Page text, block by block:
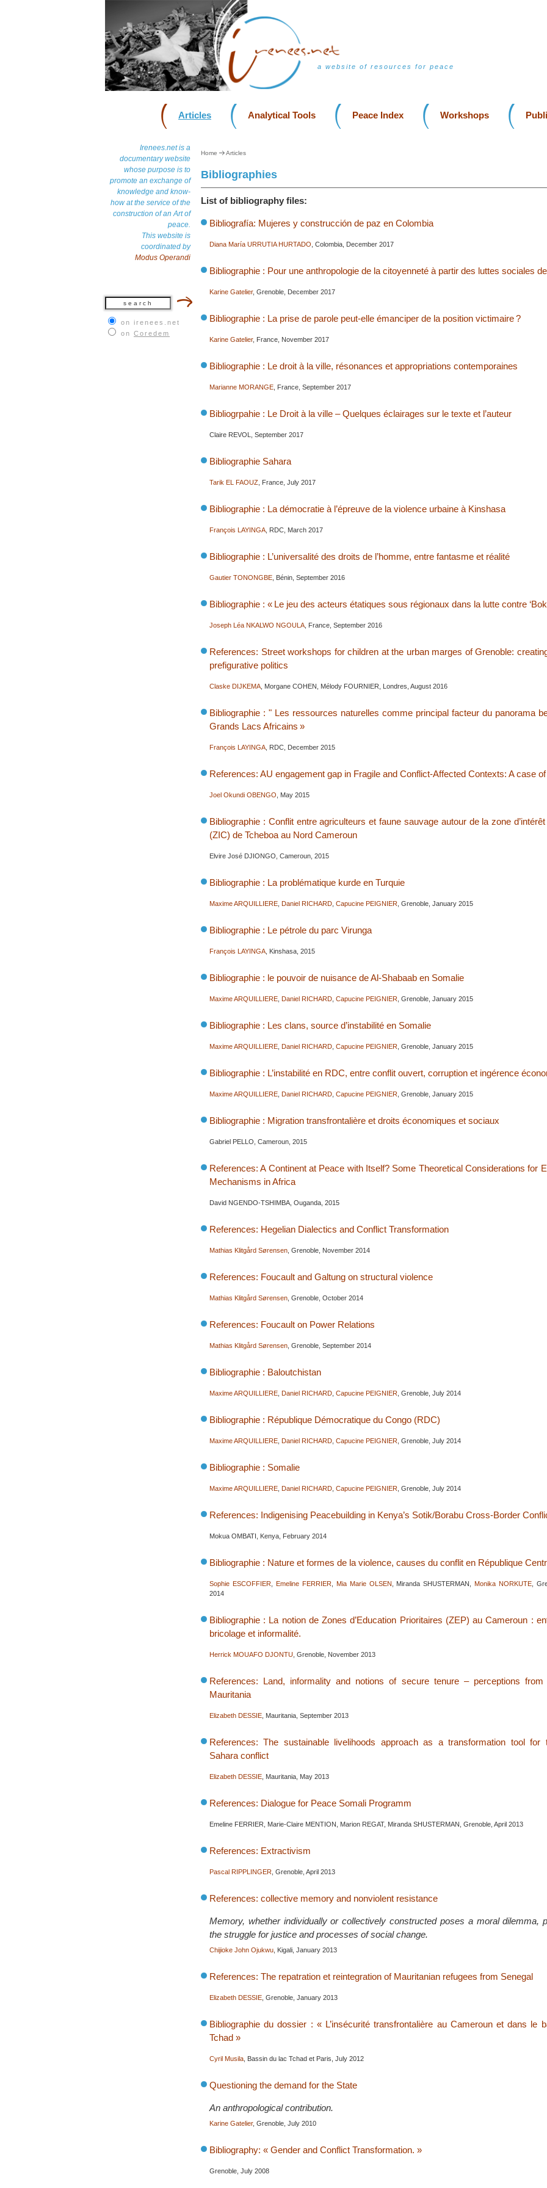
a website of resources for peace
Articles Analytical Tools Peace Index Workshops
Irenees.net is a
documentary website
whose purpose is to
promote an exchange of
knowledge and know-
how at the service of the
construction of an Art of
peace.
This website is
coordinated by
Modus Operandi
on irenees.net
on Coredem
Home Articles
Bibliographies
List of bibliography files:
Bibliografía: Mujeres y construcción de paz en Colombia
Diana María URRUTIA HURTADO , Colombia, December 2017
Bibliographie : Pour une anthropologie de la citoyenneté à partir des luttes sociales
Karine Gatelier, Grenoble, December 2017
Bibliographie : La prise de parole peut-elle émanciper de la position victimaire ?
Karine Gatelier, France, November 2017
Bibliographie : Le droit à la ville, résonances et appropriations contemporaines
Marianne MORANGE , France, September 2017
Bibliogrpahie : Le Droit à la ville – Quelques éclairages sur le texte et l’auteur
Claire REVOL, September 2017
Bibliographie Sahara
Tarik EL FAOUZ , France, July 2017
Bibliographie : La démocratie à l’épreuve de la violence urbaine à Kinshasa
François LAYINGA , RDC, March 2017
Bibliographie : L’universalité des droits de l’homme, entre fantasme et réalité
Gautier TONONGBE , Bénin, September 2016
Bibliographie : « Le jeu des acteurs étatiques sous régionaux dans la lutte contre
Joseph Léa NKALWO NGOULA , France, September 2016
References: Street workshops for children at the urban marges of Grenoble:
prefigurative politics
Claske DIJKEMA , Morgane COHEN, Mélody FOURNIER, Londres, August 2016
Bibliographie : " Les ressources naturelles comme principal facteur du panorama
Grands Lacs Africains »
François LAYINGA , RDC, December 2015
References: AU engagement gap in Fragile and Conflict-Affected Contexts: A case
Joel Okundi OBENGO , May 2015
Bibliographie : Conflit entre agriculteurs et faune sauvage autour de la zone
(ZIC) de Tcheboa au Nord Cameroun
Elvire José DJIONGO, Cameroun, 2015
Bibliographie : La problématique kurde en Turquie
Maxime ARQUILLIERE Daniel RICHARD Capucine PEIGNIER , Grenoble, January 2015
Bibliographie : Le pétrole du parc Virunga
François LAYINGA , Kinshasa, 2015
Bibliographie : le pouvoir de nuisance de Al-Shabaab en Somalie
Maxime ARQUILLIERE Daniel RICHARD Capucine PEIGNIER , Grenoble, January 2015
Bibliographie : Les clans, source d’instabilité en Somalie
Maxime ARQUILLIERE Daniel RICHARD Capucine PEIGNIER , Grenoble, January 2015
Bibliographie : L’instabilité en RDC, entre conflit ouvert, corruption et ingérence
Maxime ARQUILLIERE Daniel RICHARD Capucine PEIGNIER , Grenoble, January 2015
Bibliographie : Migration transfrontalière et droits économiques et sociaux
Gabriel PELLO, Cameroun, 2015
References: A Continent at Peace with Itself? Some Theoretical Considerations for
Mechanisms in Africa
David NGENDO-TSHIMBA, Ouganda, 2015
References: Hegelian Dialectics and Conflict Transformation
Mathias Klitgård Sørensen , Grenoble, November 2014
References: Foucault and Galtung on structural violence
Mathias Klitgård Sørensen , Grenoble, October 2014
References: Foucault on Power Relations
Mathias Klitgård Sørensen , Grenoble, September 2014
Bibliographie : Baloutchistan
Maxime ARQUILLIERE Daniel RICHARD Capucine PEIGNIER , Grenoble, July 2014
Bibliographie : République Démocratique du Congo (RDC)
Maxime ARQUILLIERE Daniel RICHARD Capucine PEIGNIER , Grenoble, July 2014
Bibliographie : Somalie
Maxime ARQUILLIERE Daniel RICHARD Capucine PEIGNIER , Grenoble, July 2014
References: Indigenising Peacebuilding in Kenya’s Sotik/Borabu Cross-Border
Mokua OMBATI, Kenya, February 2014
Bibliographie : Nature et formes de la violence, causes du conflit en République
Sophie ESCOFFIER, Emeline FERRIER, Mia Marie OLSEN , Miranda SHUSTERMAN,Monika NORKUTE ,
2014
Bibliographie : La notion de Zones d’Education Prioritaires (ZEP) au Cameroun :
bricolage et informalité.
Herrick MOUAFO DJONTU , Grenoble, November 2013
References: Land, informality and notions of secure tenure – perceptions from
Mauritania
Elizabeth DESSIE , Mauritania, September 2013
References: The sustainable livelihoods approach as a transformation tool for
Sahara conflict
Elizabeth DESSIE , Mauritania, May 2013
References: Dialogue for Peace Somali Programm
Emeline FERRIER, Marie-Claire MENTION, Marion REGAT, Miranda SHUSTERMAN, Grenoble, April 2013
References: Extractivism
Pascal RIPPLINGER , Grenoble, April 2013
References: collective memory and nonviolent resistance
Memory, whether individually or collectively constructed poses a moral dilemma,
the struggle for justice and processes of social change.
Chijioke John Ojukwu , Kigali, January 2013
References: The repatration et reintegration of Mauritanian refugees from Senegal
Elizabeth DESSIE , Grenoble, January 2013
Bibliographie du dossier : « L’insécurité transfrontalière au Cameroun et dans le
Tchad »
Cyril Musila , Bassin du lac Tchad et Paris, July 2012
Questioning the demand for the State
An anthropological contribution.
Karine Gatelier, Grenoble, July 2010
Bibliography: « Gender and Conflict Transformation. »
Grenoble, July 2008